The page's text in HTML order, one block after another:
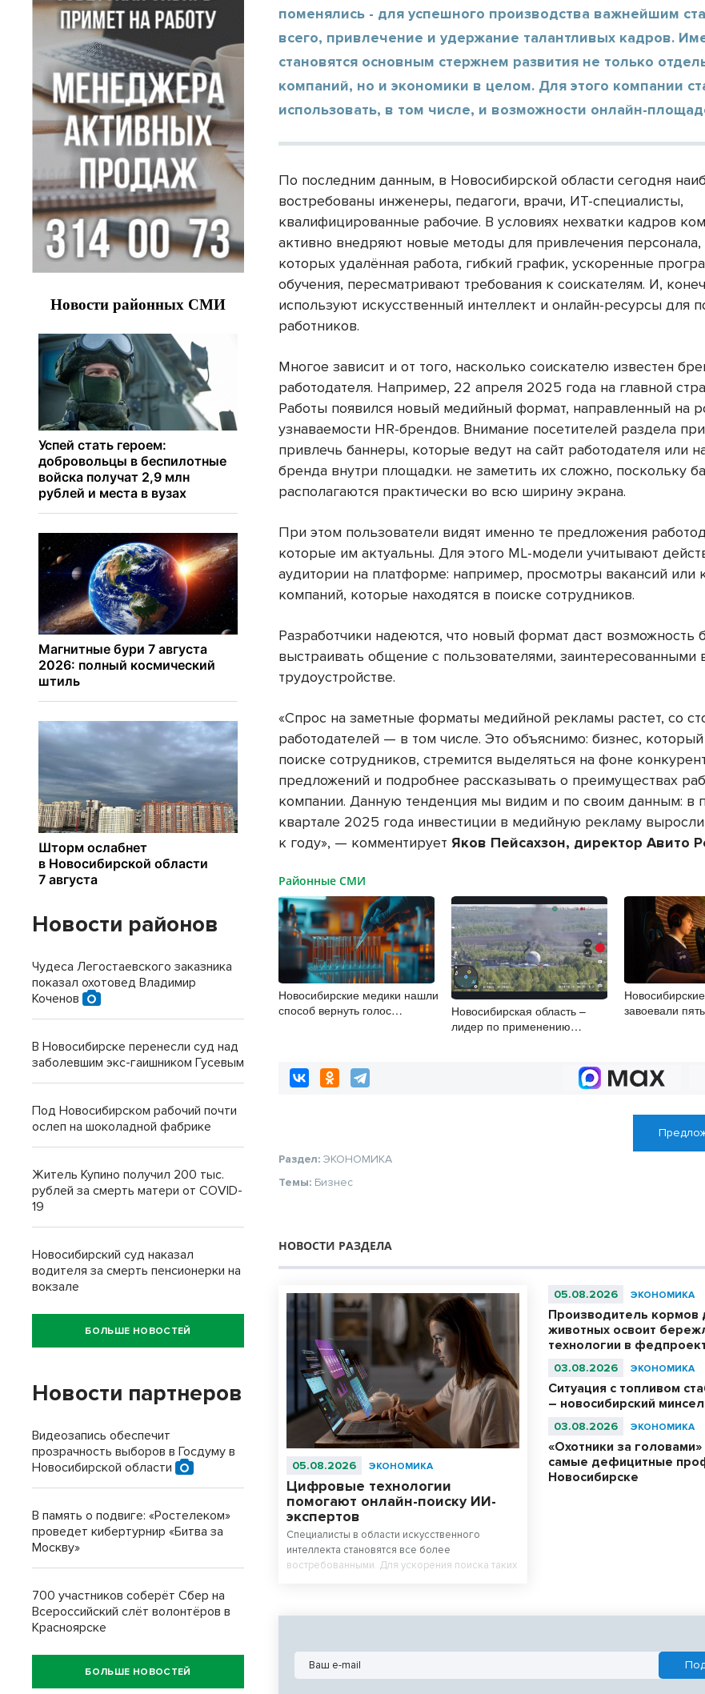
поменялись - для успешного производства важнейшим
всего, привлечение и удержание талантливых кадров.
становятся основным стержнем развития не только
компаний, но и экономики в целом. Для этого компании
использовать, в том числе, и возможности онлайн-
По последним данным, в Новосибирской области сегодня
востребованы инженеры, педагоги, врачи, ИТ-специалисты,
квалифицированные рабочие. В условиях нехватки кадров
активно внедряют новые методы для привлечения
которых удалённая работа, гибкий график, ускоренные
обучения, пересматривают требования к соискателям. И,
используют искусственный интеллект и онлайн-ресурсы для
работников.
Многое зависит и от того, насколько соискателю известен
работодателя. Например, 22 апреля 2025 года на главной
Работы появился новый медийный формат, направленный на
узнаваемости HR-брендов. Внимание посетителей раздела
привлечь баннеры, которые ведут на сайт работодателя или
бренда внутри площадки. не заметить их сложно, поскольку
располагаются практически во всю ширину экрана.
При этом пользователи видят именно те предложения
которые им актуальны. Для этого ML-модели учитывают
аудитории на платформе: например, просмотры вакансий или
компаний, которые находятся в поиске сотрудников.
Разработчики надеются, что новый формат даст возможность
выстраивать общение с пользователями, заинтересованными
трудоустройстве.
«Спрос на заметные форматы медийной рекламы растет, со
работодателей — в том числе. Это объяснимо: бизнес, который
поиске сотрудников, стремится выделяться на фоне
предложений и подробнее рассказывать о преимуществах
компании. Данную тенденция мы видим и по своим данным: в
квартале 2025 года инвестиции в медийную рекламу выросли
к году», — комментирует Яков Пейсахзон, директор Авито
Районные СМИ
Новосибирские медики нашли
способ вернуть голос
Новосибирская область –
лидер по применению
завоевали
Раздел:ЭКОНОМИКА
Темы: Бизнес
НОВОСТИ РАЗДЕЛА
05.08.2026 ЭКОНОМИКА
Цифровые технологии
помогают онлайн-поиску ИИ-
экспертов
Специалисты в области искусственного
интеллекта становятся все более
востребованными. Для ускорения поиска таких
05.08.2026 ЭКОНОМИКА
Производитель
животных освоит
технологии в
03.08.2026 ЭКОНОМИКА
Ситуация с топливом
– новосибирский
03.08.2026 ЭКОНОМИКА
«Охотники за
самые дефицитные
Новосибирске
Новости районов
Чудеса Легостаевского заказника
показал охотовед Владимир
Коченов
В Новосибирске перенесли суд над
заболевшим экс-гаишником Гусевым
Под Новосибирском рабочий почти
ослеп на шоколадной фабрике
Житель Купино получил 200 тыс.
рублей за смерть матери от COVID-
19
Новосибирский суд наказал
водителя за смерть пенсионерки на
вокзале
БОЛЬШЕ НОВОСТЕЙ
Новости партнеров
Видеозапись обеспечит
прозрачность выборов в Госдуму в
Новосибирской области
В память о подвиге: «Ростелеком»
проведет кибертурнир «Битва за
Москву»
700 участников соберёт Сбер на
Всероссийский слёт волонтёров в
Красноярске
БОЛЬШЕ НОВОСТЕЙ